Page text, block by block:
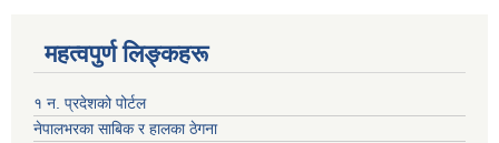
महत्वपुर्ण लिङ्कहरू
१ न. प्रदेशको पोर्टल
नेपालभरका साबिक र हालका ठेगना